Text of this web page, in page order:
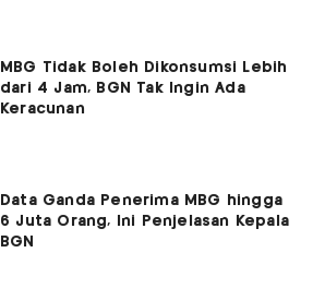
MBG Tidak Boleh Dikonsumsi Lebih
dari 4 Jam, BGN Tak Ingin Ada
Keracunan
Data Ganda Penerima MBG hingga
6 Juta Orang, Ini Penjelasan Kepala
BGN